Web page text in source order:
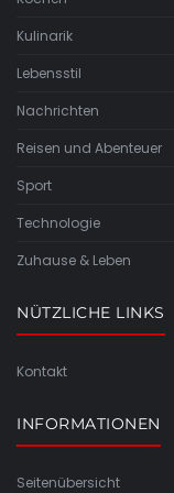
Kulinarik
Lebensstil
Nachrichten
Reisen und Abenteuer
Sport
Technologie
Zuhause & Leben
NÜTZLICHE LINKS
Kontakt
INFORMATIONEN
Seitenübersicht